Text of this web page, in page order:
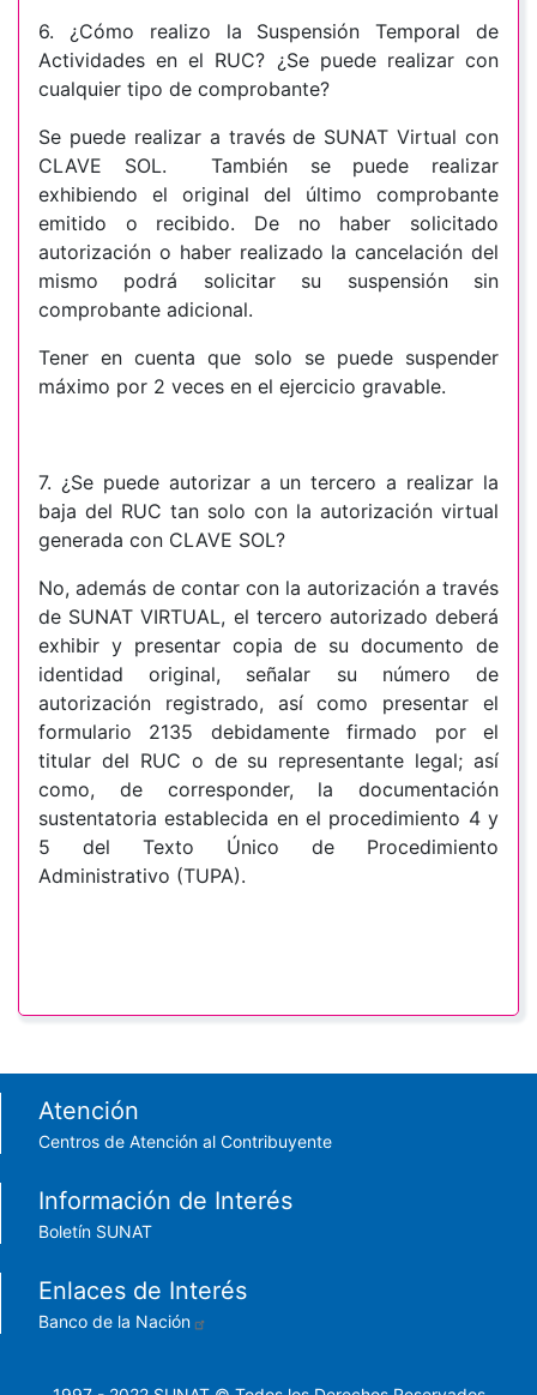
6. ¿Cómo realizo la Suspensión Temporal de
Actividades en el RUC? ¿Se puede realizar con
cualquier tipo de comprobante?
Se puede realizar a través de SUNAT Virtual con
CLAVE SOL. También se puede realizar
exhibiendo el original del último comprobante
emitido o recibido. De no haber solicitado
autorización o haber realizado la cancelación del
mismo podrá solicitar su suspensión sin
comprobante adicional.
Tener en cuenta que solo se puede suspender
máximo por 2 veces en el ejercicio gravable.
7. ¿Se puede autorizar a un tercero a realizar la
baja del RUC tan solo con la autorización virtual
generada con CLAVE SOL?
No, además de contar con la autorización a través
de SUNAT VIRTUAL, el tercero autorizado deberá
exhibir y presentar copia de su documento de
identidad original, señalar su número de
autorización registrado, así como presentar el
formulario 2135 debidamente firmado por el
titular del RUC o de su representante legal; así
como, de corresponder, la documentación
sustentatoria establecida en el procedimiento 4 y
5 del Texto Único de Procedimiento
Administrativo (TUPA).
Footer menu
Atención
Centros de Atención al Contribuyente
Información de Interés
Boletín SUNAT
Enlaces de Interés
Banco de la Nación